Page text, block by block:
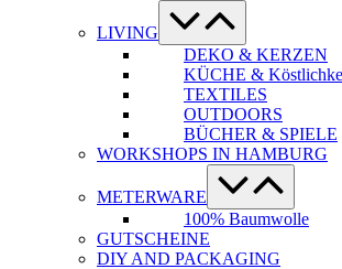
LIVING
Menü-
Schalter
DEKO & KERZEN
KÜCHE &
TEXTILES
OUTDOORS
BÜCHER & SPIELE
WORKSHOPS IN HAMBURG
METERWARE
Menü-
Schalter
100% Baumwolle
GUTSCHEINE
DIY AND PACKAGING